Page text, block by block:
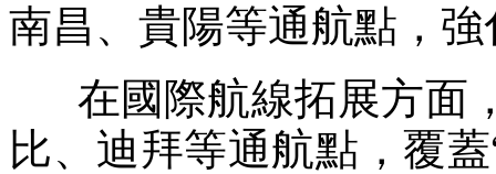
南昌、貴陽等通航點，
在國際航線拓展方面
比、迪拜等通航點，覆